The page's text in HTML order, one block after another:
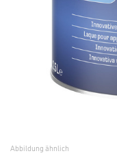
Abbildung ähnlich